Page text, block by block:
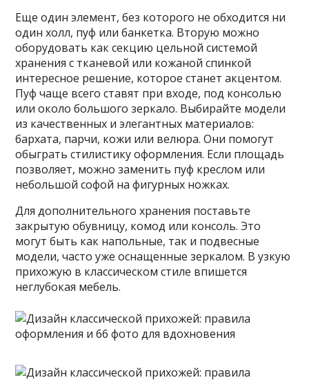
Еще один элемент, без которого не обходится ни
один холл, пуф или банкетка. Вторую можно
оборудовать как секцию цельной системой
хранения с тканевой или кожаной спинкой
интересное решение, которое станет акцентом.
Пуф чаще всего ставят при входе, под консолью
или около большого зеркало. Выбирайте модели
из качественных и элегантных материалов:
бархата, парчи, кожи или велюра. Они помогут
обыграть стилистику оформления. Если площадь
позволяет, можно заменить пуф креслом или
небольшой софой на фигурных ножках.
Для дополнительного хранения поставьте
закрытую обувницу, комод или консоль. Это
могут быть как напольные, так и подвесные
модели, часто уже оснащенные зеркалом. В узкую
прихожую в классическом стиле впишется
неглубокая мебель.